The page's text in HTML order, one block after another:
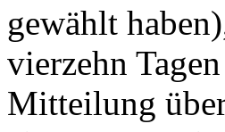
gewählt
vierzehn
Mitteilung